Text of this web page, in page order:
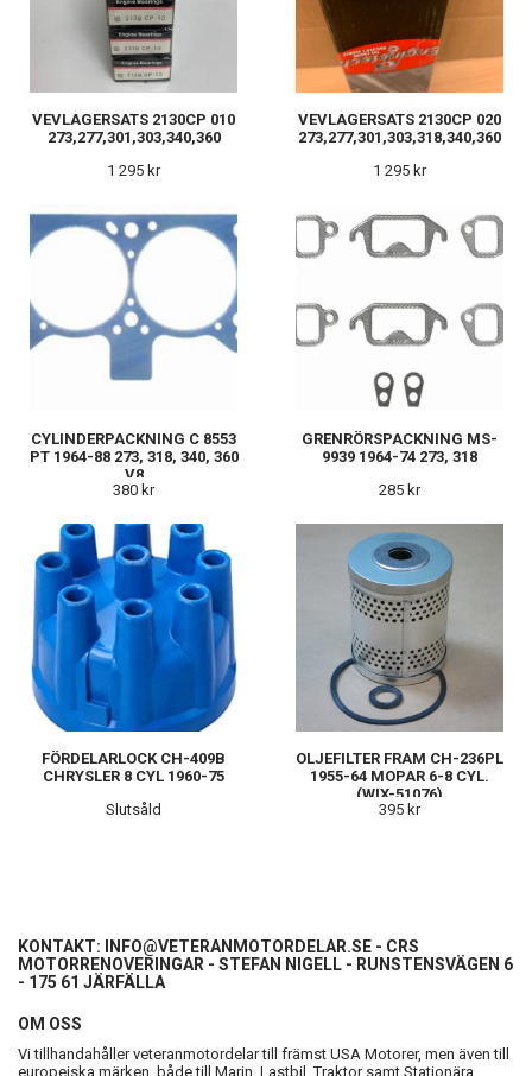
VEVLAGERSATS 2130CP 010
273,277,301,303,340,360
1 295 kr
VEVLAGERSATS 2130CP 020
273,277,301,303,318,340,360
1 295 kr
CYLINDERPACKNING C 8553
PT 1964-88 273, 318, 340, 360
V8
380 kr
GRENRÖRSPACKNING MS-
9939 1964-74 273, 318
285 kr
FÖRDELARLOCK CH-409B
CHRYSLER 8 CYL 1960-75
Slutsåld
OLJEFILTER FRAM CH-236PL
1955-64 MOPAR 6-8 CYL.
(WIX-51076)
395 kr
KONTAKT: INFO@VETERANMOTORDELAR.SE - CRS
MOTORRENOVERINGAR - STEFAN NIGELL - RUNSTENSVÄGEN 6
- 175 61 JÄRFÄLLA
OM OSS
Vi tillhandahåller veteranmotordelar till främst USA Motorer, men även till
europeiska märken, både till Marin, Lastbil, Traktor samt Stationära